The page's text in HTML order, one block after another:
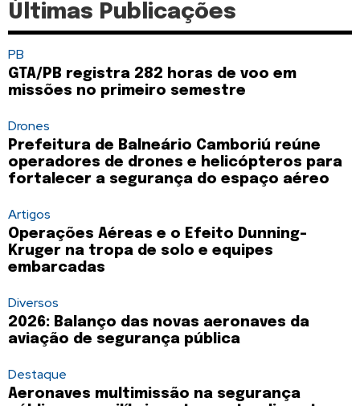
Últimas Publicações
PB
GTA/PB registra 282 horas de voo em
missões no primeiro semestre
Drones
Prefeitura de Balneário Camboriú reúne
operadores de drones e helicópteros para
fortalecer a segurança do espaço aéreo
Artigos
Operações Aéreas e o Efeito Dunning-
Kruger na tropa de solo e equipes
embarcadas
Diversos
2026: Balanço das novas aeronaves da
aviação de segurança pública
Destaque
Aeronaves multimissão na segurança